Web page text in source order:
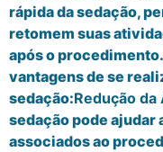
rápida da sedação,
retomem suas
após o
vantagens de se
sedação:Redução
sedação pode ajudar
associados ao